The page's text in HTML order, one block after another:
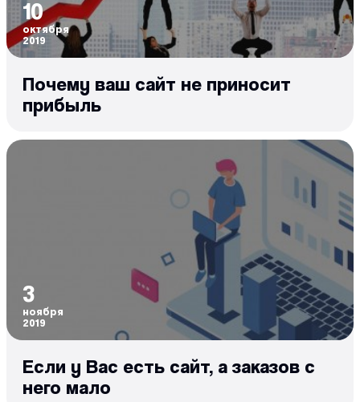
10
октября
2019
Почему ваш сайт не приносит
прибыль
3
ноября
2019
Если у Вас есть сайт, а заказов с
него мало